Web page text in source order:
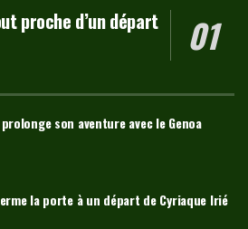
proche d’un départ
son aventure avec le Genoa
la porte à un départ de Cyriaque Irié